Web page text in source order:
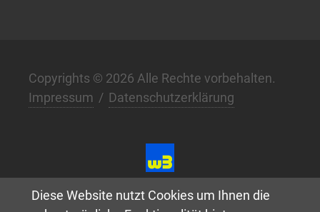
Copyrights © 2026 Alle Rechte vorbehalten.
Impressum / Datenschutzerklärung
Diese Website nutzt Cookies um Ihnen die